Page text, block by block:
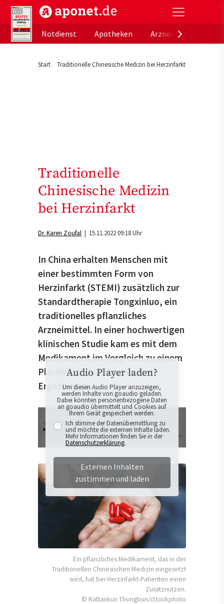
aponet.de - Das offizielle Gesundheitsportal der
Notdienst
Apotheken
Start Traditionelle Chinesische Medizin bei Herzinfarkt
Traditionelle
Chinesische Medizin
bei Herzinfarkt
Dr. Karen Zoufal | 15.11.2022 09:18 Uhr
In China erhalten Menschen mit
einer bestimmten Form von
Herzinfarkt (STEMI) zusätzlich zur
Standardtherapie Tongxinluo, ein
traditionelles pflanzliches
Arzneimittel. In einer hochwertigen
klinischen Studie kam es mit dem
Medikament im Vergleich zu einem
Placebo zu deutlich besseren
Ergebnissen.
Audio Player laden?
Um diesen Audio Player anzuzeigen,
werden Inhalte von goaudio geladen.
Dabei könnten personenbezogene Daten
an goaudio übermittelt und Cookies auf
Ihrem Gerät gespeichert werden.
Ich stimme der Datenübermittlung zu
und möchte die externen Inhalte laden.
Mehr Informationen finden Sie in der
Datenschutzerklärung.
Externen Inhalten
zustimmen und laden
Ein pflanzliches Medikament, das in der
Traditionellen Chinesischen Medizin eingesetzt
wird, hat bei Herzinfarkt-Patienten einen
Zusatznutzen.
© Rattankun Thongbun/iStockphoto